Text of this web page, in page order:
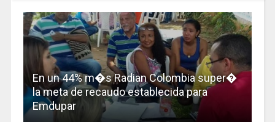
En un 44% m�s Radian Colombia super�
la meta de recaudo establecida para
Emdupar